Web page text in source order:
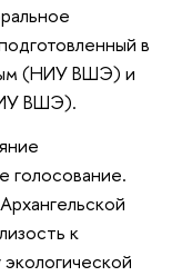
в
(НИУ ВШЭ) и
ВШЭ).
голосование.
к